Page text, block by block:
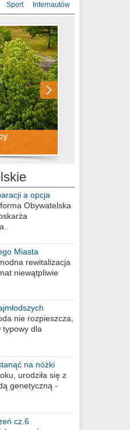
Sport Internautów
za
mieście
a opcja
Obywatelska
Miasta
rewitalizacja
niewątpliwie
nie rozpieszcza,
typowy dla
na nóżki
urodziła się z
genetyczną -
cz.6